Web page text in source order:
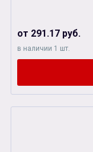
от 291.17 руб.
в наличии 1 шт.